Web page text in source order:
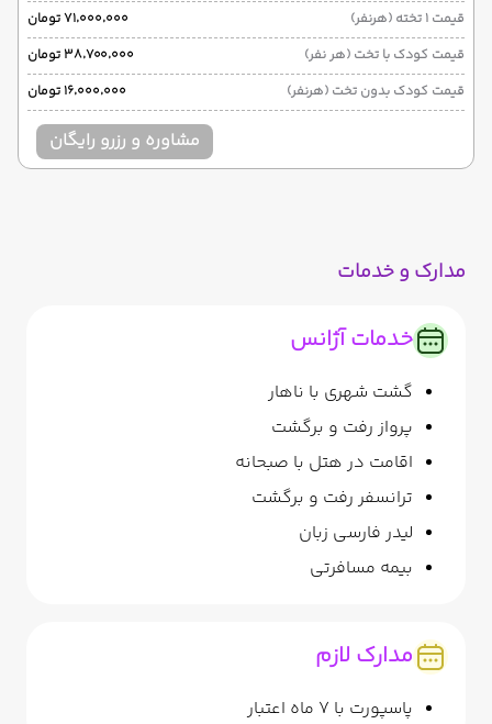
قیمت 1 تخته (هرنفر)
۷۱٬۰۰۰٬۰۰۰ تومان
قیمت کودک با تخت (هر نفر)
۳۸٬۷۰۰٬۰۰۰ تومان
قیمت کودک بدون تخت (هرنفر)
۱۶٬۰۰۰٬۰۰۰ تومان
مشاوره و رزرو رایگان
مدارک و خدمات
خدمات آژانس
گشت شهری با ناهار
پرواز رفت و برگشت
اقامت در هتل با صبحانه
ترانسفر رفت و برگشت
لیدر فارسی زبان
بیمه مسافرتی
مدارک لازم
پاسپورت با 7 ماه اعتبار